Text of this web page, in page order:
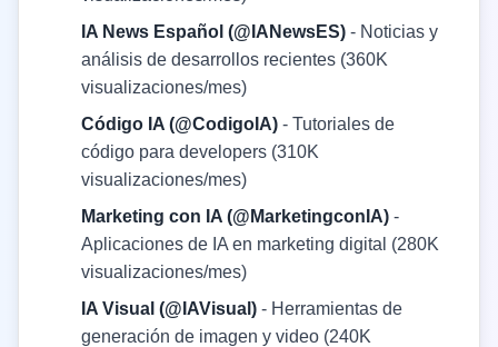
IA News Español (@IANewsES) - Noticias y
análisis de desarrollos recientes (360K
visualizaciones/mes)
Código IA (@CodigoIA) - Tutoriales de
código para developers (310K
visualizaciones/mes)
Marketing con IA (@MarketingconIA) -
Aplicaciones de IA en marketing digital (280K
visualizaciones/mes)
IA Visual (@IAVisual) - Herramientas de
generación de imagen y video (240K